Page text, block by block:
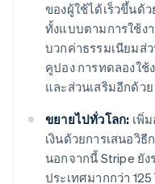
ของผู้ใช้ได้เร็วขึ้นด้
ทั้งแบบตามการใช้ง
บวกค่าธรรมเนียมส่
คูปอง การทดลองใ
และส่วนเสริมอีกด้วย
ขยายไปทั่วโลก: เพิ่
เงินด้วยการเสนอวิธี
นอกจากนี้ Stripe ยัง
ประเทศมากกว่า